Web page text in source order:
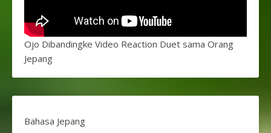
Ojo Dibandingke Video Reaction Duet sama Orang
Jepang
Bahasa Jepang